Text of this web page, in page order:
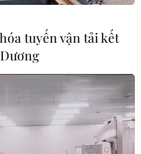
thêm
NAM
tuyến vận tải kết